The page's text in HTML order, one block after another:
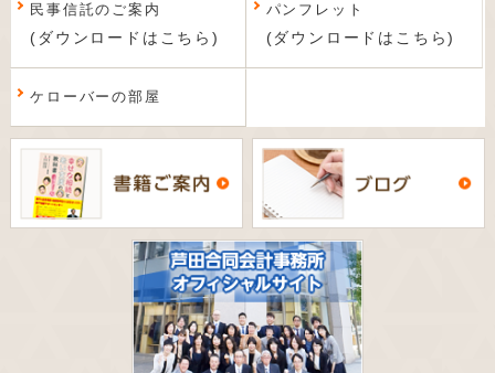
民事信託のご案内
(ダウンロードはこちら)
パンフレット
(ダウンロードはこちら)
ケローバーの部屋